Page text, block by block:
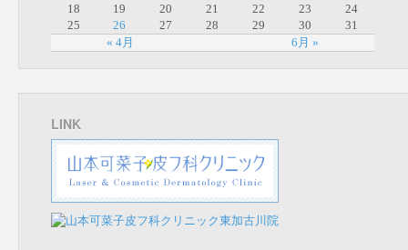
« 4月 6月 »
18
19 20 21 22 23
24
25
26 27 28 29 30 31
LINK